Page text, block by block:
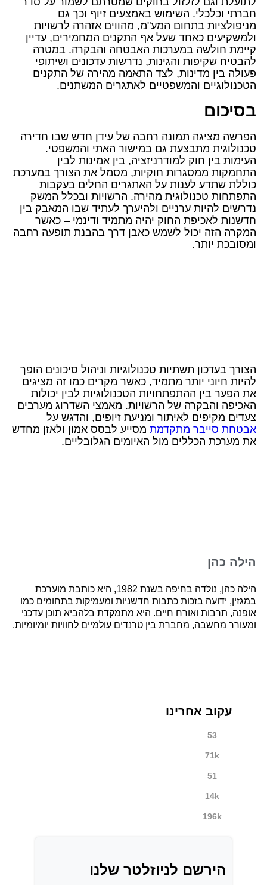
חברתי וכלכלי. השימוש באמצעים זיוף וכך גם
מניפולציות בתחום המע"מ, מהווים אזהרה לרשויות
ולמשקיעים כאחד שעל אף התקנים המחמירים, עדיין
קיימת חולשה במערכות האבטחה והבקרה. במטרה
להבטיח שקיפות והגינות, נדרשות עדכונים ושיתופי
פעולה בין מדינות, לצד התאמה מהירה של התקנים
הטכנולוגיים והמשפטיים לאתגרים המשתנים.
בסיכום
הפרשה מציגה תמונה רחבה של עידן חדש שבו חדירה
טכנולוגית מתבצעת גם במישור האתי והמשפטי.
העימות בין חוק למודרניזציה, בין אמינות לבין
התחמקות ממסגרות חוקיות, מסמל את הצורך במערכת
כוללת שתדע לענות על האתגרים החלים בעקבות
התפתחות טכנולוגית מהירה. הרשויות ובכלל המשק
נדרשים להיות ערניים ולהיערך לעתיד שבו המאבק בין
חדשנות לאכיפת החוק יהיה מתמיד ודינמי – כאשר
המקרה הזה יכול לשמש כאבן דרך בהבנת תופעה רחבה
ומסובכת יותר.
הצורך בעדכון תשתיות טכנולוגיות וניהול סיכונים הופך
להיות חיוני יותר מתמיד, כאשר מקרים כמו זה מציגים
את הפער בין ההתפתחויות הטכנולוגיות לבין יכולות
האכיפה והבקרה של הרשויות. מאמצי השדרוג מערבים
צעדים מקיפים לאיתור ומניעת זיופים, והדגש על
אבטחת סייבר מתקדמת מסייע לבסס אמון ולאזן מחדש
את מערכת הכללים מול האיומים הגלובליים.
הילה כהן
הילה כהן, נולדה בחיפה בשנת 1982, היא כותבת מוערכת
במגזין, ידועה בזכות כתבות חדשניות ומעמיקות בתחומים כמו
אופנה, תרבות ואורח חיים. היא מתמקדת בלהביא תוכן עדכני
ומעורר מחשבה, מחברת בין טרנדים עולמיים לחוויות יומיומיות.
עקוב אחרינו
53
71k
51
14k
196k
הירשם לניוזלטר שלנו